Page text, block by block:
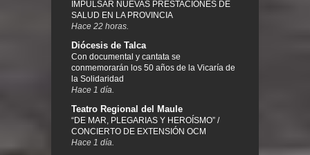
IMPULSAR NUEVAS PRESTACIONES DE
SALUD EN LA PROVINCIA
Hace 22 horas.
Diócesis de Talca
Con documental y cantata se
conmemorarán los 50 años de la Vicaría de
la Solidaridad
Hace 1 día.
Teatro Regional del Maule
“DE MAR, PLEGARIAS Y HEROÍSMO” /
CONCIERTO DE EXTENSIÓN OCM
Hace 1 día.